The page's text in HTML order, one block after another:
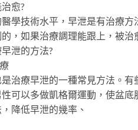
愈?
學技術水平，早泄是有治療
，如果治療調理能跟上，被治
泄的方法?
治療早泄的一種常見方法。
可以多做凱格爾運動，使盆
降低早泄的幾率、